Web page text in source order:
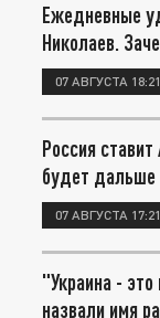
Ежедневные
Николаев.
07 АВГУСТА 18:21
Россия
будет дальше
07 АВГУСТА 17:21
"Украина -
назвали имя